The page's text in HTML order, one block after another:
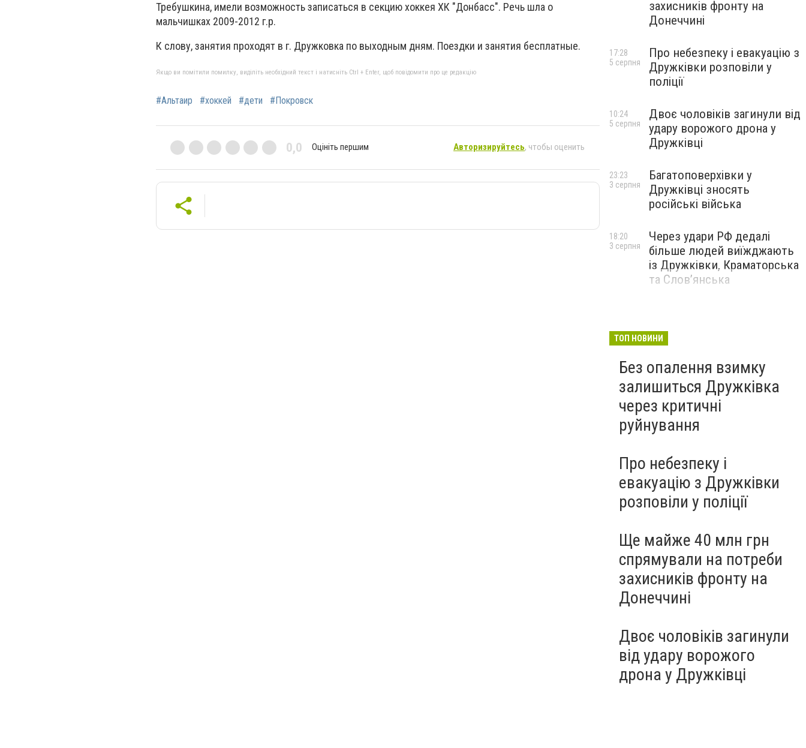
Требушкина, имели возможность записаться в секцию хоккея ХК "Донбасс". Речь шла о
мальчишках 2009-2012 г.р.
К слову, занятия проходят в г. Дружковка по выходным дням. Поездки и занятия бесплатные.
Якщо ви помітили помилку, виділіть необхідний текст і натисніть Ctrl + Enter, щоб повідомити про це редакцію
#Альтаир #хоккей #дети #Покровск
0,0 Оцініть першим Авторизируйтесь, чтобы оценить
захисників фронту на
Донеччині
Про небезпеку і евакуацію з
Дружківки розповіли у
поліції
17:28
5 серпня
Двоє чоловіків загинули від
удару ворожого дрона у
Дружківці
10:24
5 серпня
Багатоповерхівки у
Дружківці зносять
російські війська
23:23
3 серпня
Через удари РФ дедалі
більше людей виїжджають
із Дружківки, Краматорська
та Слов’янська
18:20
3 серпня
ТОП НОВИНИ
Без опалення взимку
залишиться Дружківка
через критичні
руйнування
Про небезпеку і
евакуацію з Дружківки
розповіли у поліції
Ще майже 40 млн грн
спрямували на потреби
захисників фронту на
Донеччині
Двоє чоловіків загинули
від удару ворожого
дрона у Дружківці